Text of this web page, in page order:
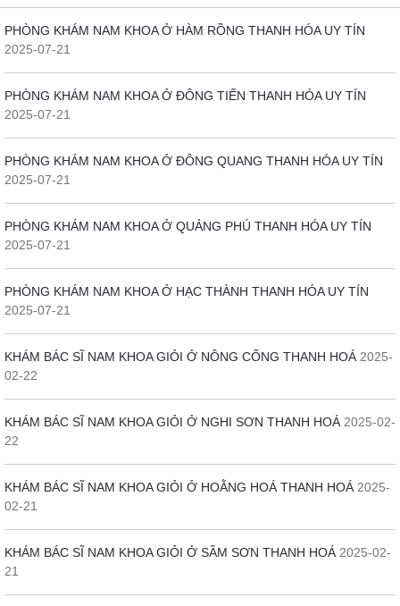
PHÒNG KHÁM NAM KHOA Ở HÀM RỒNG THANH HÓA UY TÍN
2025-07-21
PHÒNG KHÁM NAM KHOA Ở ĐÔNG TIẾN THANH HÓA UY TÍN
2025-07-21
PHÒNG KHÁM NAM KHOA Ở ĐÔNG QUANG THANH HÓA UY TÍN
2025-07-21
PHÒNG KHÁM NAM KHOA Ở QUẢNG PHÚ THANH HÓA UY TÍN
2025-07-21
PHÒNG KHÁM NAM KHOA Ở HẠC THÀNH THANH HÓA UY TÍN
2025-07-21
KHÁM BÁC SĨ NAM KHOA GIỎI Ở NÔNG CỐNG THANH HOÁ 2025-
02-22
KHÁM BÁC SĨ NAM KHOA GIỎI Ở NGHI SƠN THANH HOÁ 2025-02-
22
KHÁM BÁC SĨ NAM KHOA GIỎI Ở HOẰNG HOÁ THANH HOÁ 2025-
02-21
KHÁM BÁC SĨ NAM KHOA GIỎI Ở SẦM SƠN THANH HOÁ 2025-02-
21